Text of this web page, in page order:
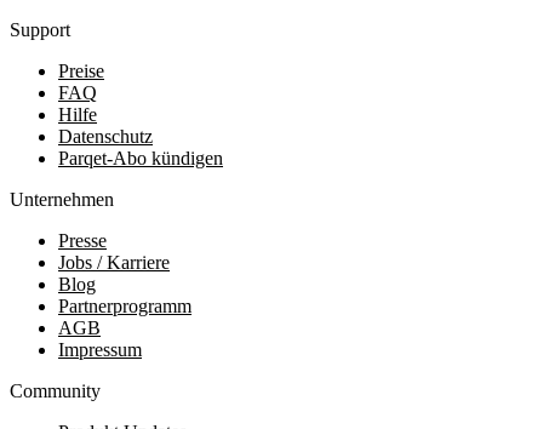
Support
Preise
FAQ
Hilfe
Datenschutz
Parqet-Abo kündigen
Unternehmen
Presse
Jobs / Karriere
Blog
Partnerprogramm
AGB
Impressum
Community